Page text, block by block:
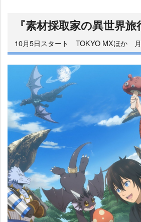
『素材採取家の異世界旅
10月5日スタート TOKYO MXほか